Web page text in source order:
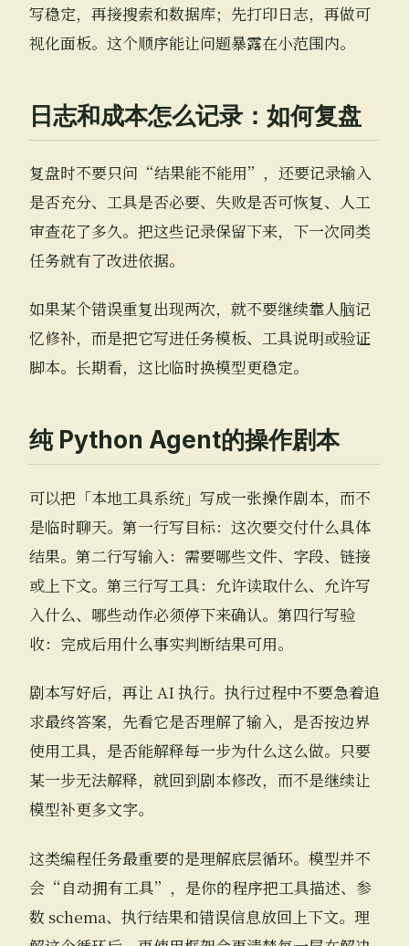
写稳定，再接搜索和数据库；先打印日志，再做可
视化面板。这个顺序能让问题暴露在小范围内。
日志和成本怎么记录：如何复盘
复盘时不要只问“结果能不能用”，还要记录输入
是否充分、工具是否必要、失败是否可恢复、人工
审查花了多久。把这些记录保留下来，下一次同类
任务就有了改进依据。
如果某个错误重复出现两次，就不要继续靠人脑记
忆修补，而是把它写进任务模板、工具说明或验证
脚本。长期看，这比临时换模型更稳定。
纯 Python Agent的操作剧本
可以把「本地工具系统」写成一张操作剧本，而不
是临时聊天。第一行写目标：这次要交付什么具体
结果。第二行写输入：需要哪些文件、字段、链接
或上下文。第三行写工具：允许读取什么、允许写
入什么、哪些动作必须停下来确认。第四行写验
收：完成后用什么事实判断结果可用。
剧本写好后，再让 AI 执行。执行过程中不要急着追
求最终答案，先看它是否理解了输入，是否按边界
使用工具，是否能解释每一步为什么这么做。只要
某一步无法解释，就回到剧本修改，而不是继续让
模型补更多文字。
这类编程任务最重要的是理解底层循环。模型并不
会“自动拥有工具”，是你的程序把工具描述、参
数 schema、执行结果和错误信息放回上下文。理